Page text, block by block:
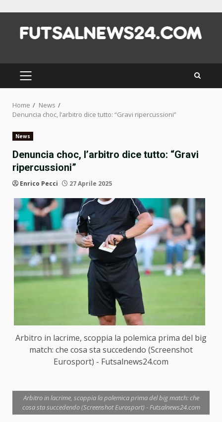
content
PRIMARY
MENU
Home
News
Denuncia choc, l’arbitro dice tutto: “Gravi ripercussioni”
News
Denuncia choc, l’arbitro dice tutto: “Gravi
ripercussioni”
Enrico Pecci 27 Aprile 2025
Arbitro in lacrime, scoppia la polemica prima del big
match: che cosa sta succedendo (Screenshot
Eurosport) - Futsalnews24.com
Arbitro in lacrime, scoppia la polemica prima del big match: che
cosa sta succedendo (Screenshot Eurosport) - Futsalnews24.com